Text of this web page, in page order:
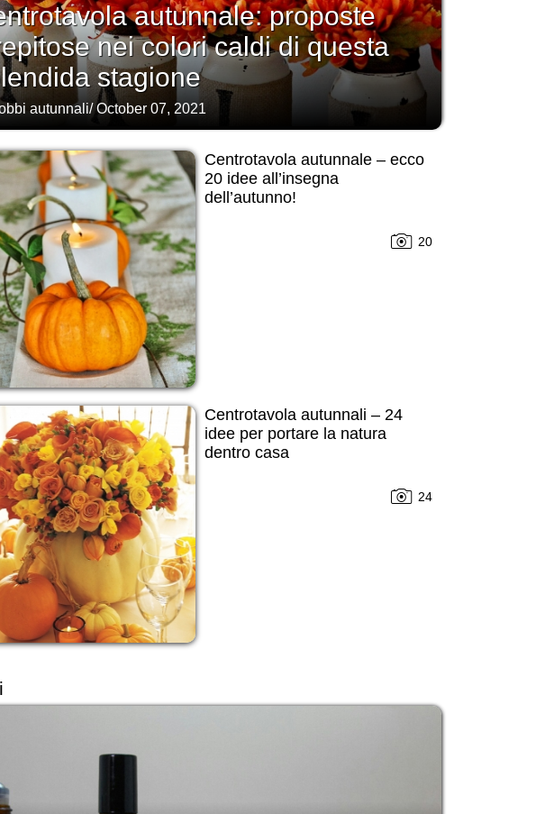
autunnale: proposte
nei colori caldi di questa
stagione
autunnali/October 07, 2021
Centrotavola autunnale – ecco
20 idee all’insegna
dell’autunno!
20
Centrotavola autunnali – 24
idee per portare la natura
dentro casa
24